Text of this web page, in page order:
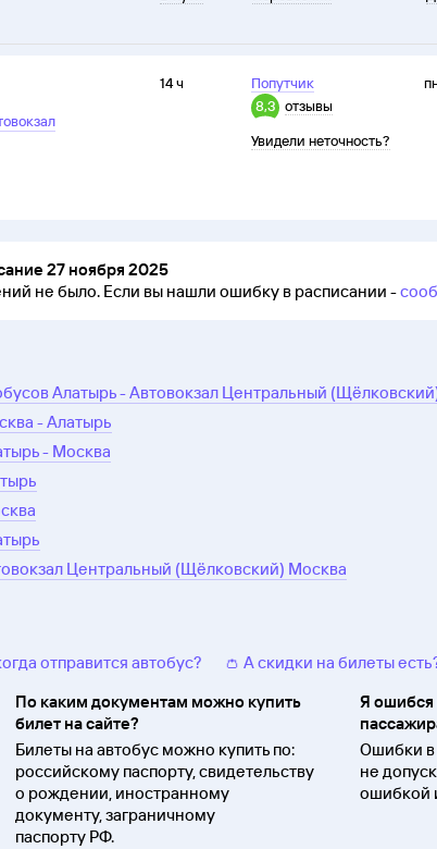
14 ч
Попутчик
8,3 отзывы
Увидели неточность?
27 ноября 2025
не было. Если вы нашли ошибку в расписании -
Алатырь - Автовокзал Центральный
- Алатырь
- Москва
Центральный (Щёлковский) Москва
отправится автобус?
👛 А скидки на билеты
По каким документам можно купить
билет на сайте?
Билеты на автобус можно купить по:
российскому паспорту, свидетельству
о рождении, иностранному
документу, заграничному
паспорту РФ.
Я ошибся
Ошибки в
не
ошибкой